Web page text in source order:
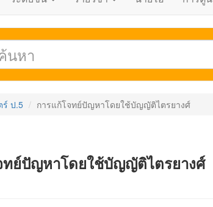
ป.5 การแก้โจทย์ปัญหาโดยใช้บัญญัติไตรยางศ์
ทย์ปัญหาโดยใช้บัญญัติไตรยางศ์